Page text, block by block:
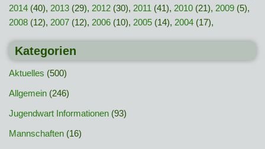
2014 (40), 2013 (29), 2012 (30), 2011 (41), 2010 (21), 2009 (5),
2008 (12), 2007 (12), 2006 (10), 2005 (14), 2004 (17),
Kategorien
Aktuelles (500)
Allgemein (246)
Jugendwart Informationen (93)
Mannschaften (16)